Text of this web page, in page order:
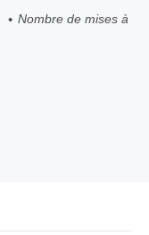
Nombre de mises à